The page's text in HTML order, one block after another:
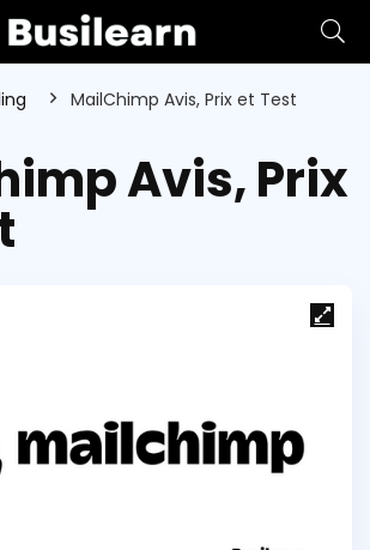
MailChimp Avis, Prix et Test
Avis, Prix